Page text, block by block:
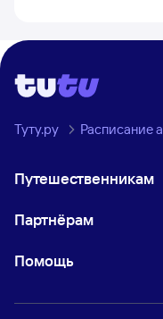
Туту.ру Расписание
Путешественникам
Партнёрам
Помощь